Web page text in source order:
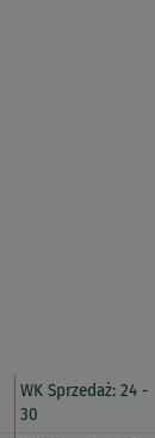
WK Sprzedaż: 24 -
30